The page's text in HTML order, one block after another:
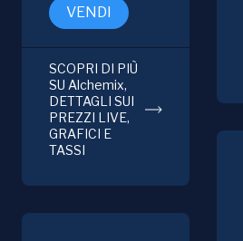
VENDI
SCOPRI DI PIÙ
SU Alchemix,
DETTAGLI SUI
PREZZI LIVE,
GRAFICI E
TASSI